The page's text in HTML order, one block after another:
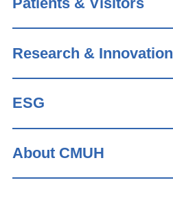
Research & Innovation
ESG
About CMUH